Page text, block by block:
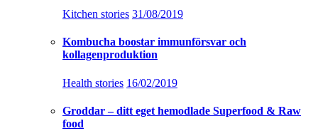
Kitchen stories 31/08/2019
Kombucha boostar immunförsvar och
kollagenproduktion
Health stories 16/02/2019
Groddar – ditt eget hemodlade Superfood & Raw
food